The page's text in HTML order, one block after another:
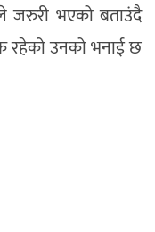
जरुरी भएको बताउंदै
रहेको उनको भनाई छ